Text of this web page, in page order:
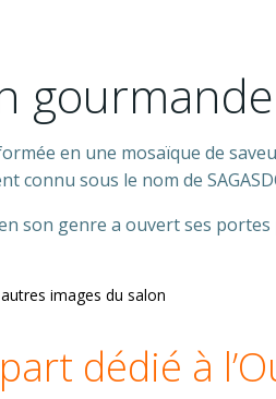
en une mosaïque de
connu sous le nom de
son genre a ouvert ses
images du salon
dédié à